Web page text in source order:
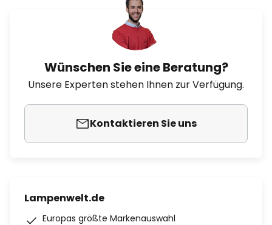
Wünschen Sie eine Beratung?
Unsere Experten stehen Ihnen zur Verfügung.
Kontaktieren Sie uns
Lampenwelt.de
Europas größte Markenauswahl